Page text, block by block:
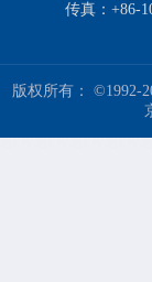
传真：+86-
版权所有： ©1992-